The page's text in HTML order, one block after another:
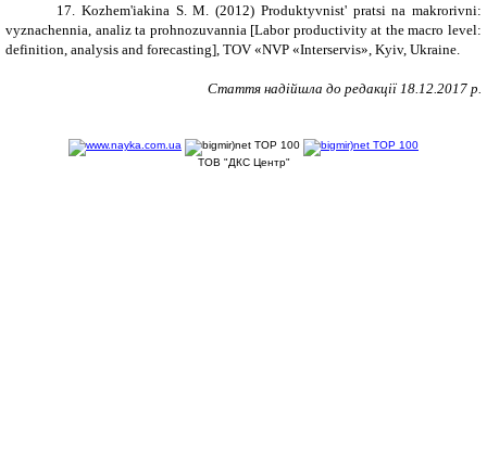
17. Kozhem'iakina S. M. (2012) Produktyvnist' pratsi na makrorivni:
vyznachennia, analiz ta prohnozuvannia [Labor productivity at the macro level:
definition, analysis and forecasting], TOV «NVP «Interservis», Kyiv, Ukraine.
Стаття надійшла до редакції 18 .12.2017 р.
ТОВ "ДКС Центр"